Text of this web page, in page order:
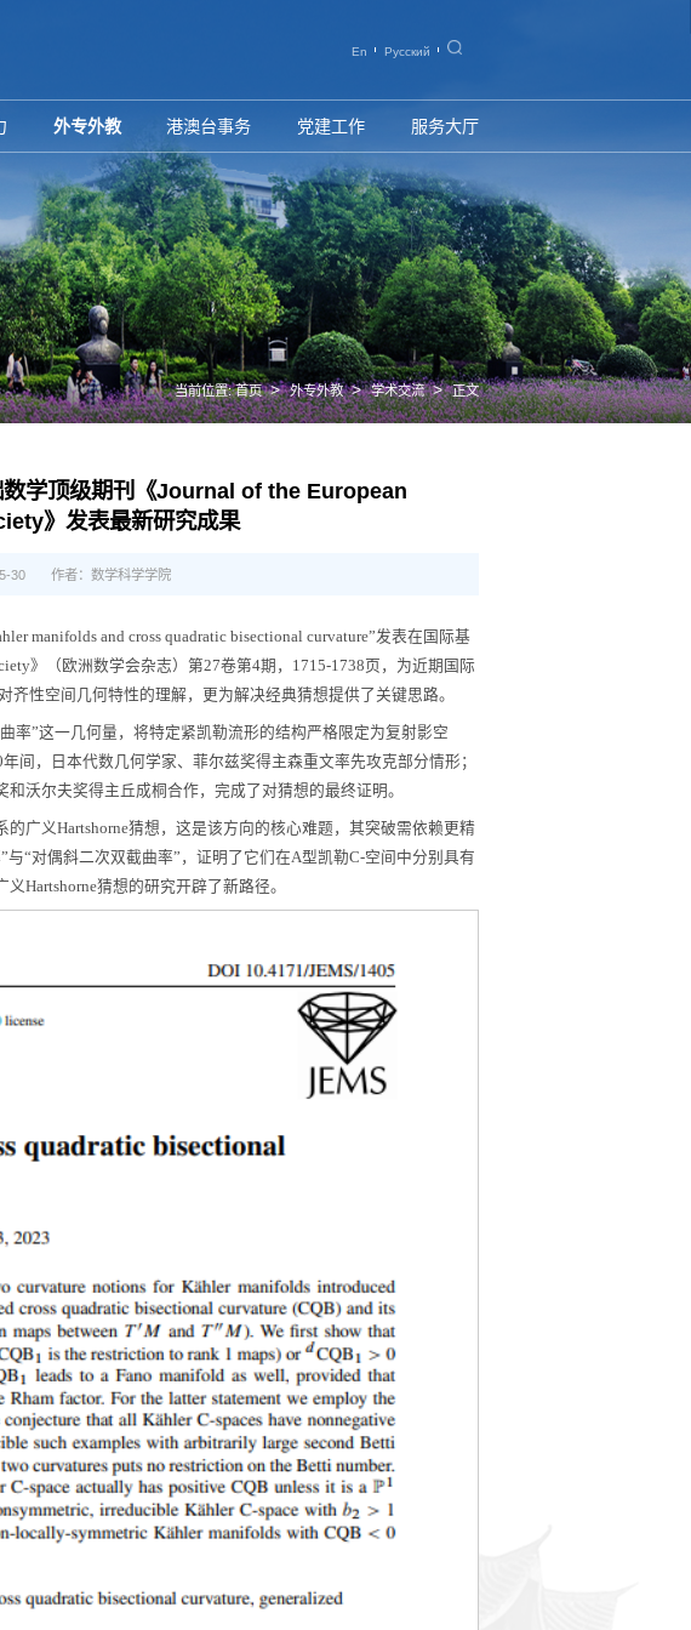
En Русский
外专外教 港澳台事务 党建工作 服务大厅
当前位置:首页 > 外专外教 > 学术交流 > 正文
学顶级期刊《Journal of the European
》发表最新研究成果
30 作者：数学科学学院
manifolds and cross quadratic bisectional curvature”发表在国际基
》（欧洲数学会杂志）第27卷第4期，1715-1738页，为近期国际
性空间几何特性的理解，更为解决经典猜想提供了关键思路。
率”这一几何量，将特定紧凯勒流形的结构严格限定为复射影空
间，日本代数几何学家、菲尔兹奖得主森重文率先攻克部分情形；
沃尔夫奖得主丘成桐合作，完成了对猜想的最终证明。
广义Hartshorne猜想，这是该方向的核心难题，其突破需依赖更精
“对偶斜二次双截曲率”，证明了它们在A型凯勒C-空间中分别具有
Hartshorne猜想的研究开辟了新路径。